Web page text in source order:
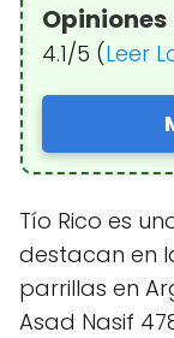
Opiniones
4.1/5 (Leer
Tío Rico es
destacan en
parrillas en
Asad Nasif